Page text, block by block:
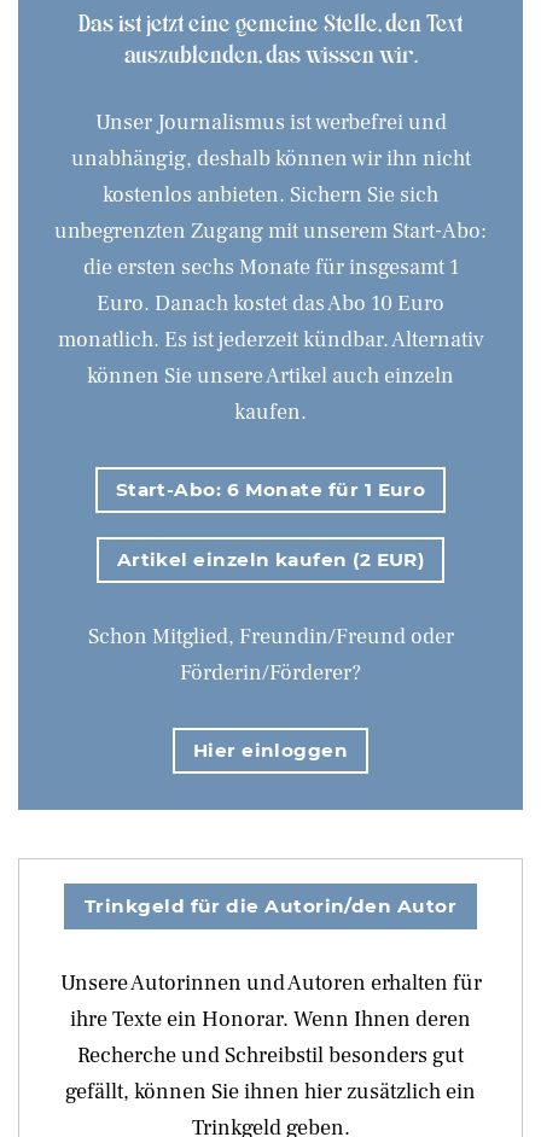
Das ist jetzt eine gemeine Stelle, den Text
auszublenden, das wissen wir.
Unser Journalismus ist werbefrei und
unabhängig, deshalb können wir ihn nicht
kostenlos anbieten. Sichern Sie sich
unbegrenzten Zugang mit unserem Start-Abo:
die ersten sechs Monate für insgesamt 1
Euro. Danach kostet das Abo 10 Euro
monatlich. Es ist jederzeit kündbar. Alternativ
können Sie unsere Artikel auch einzeln
kaufen.
Start-Abo: 6 Monate für 1 Euro
Artikel einzeln kaufen (2 EUR)
Schon Mitglied, Freundin/Freund oder
Förderin/Förderer?
Hier einloggen
Trinkgeld für die Autorin/den Autor
Unsere Autorinnen und Autoren erhalten für
ihre Texte ein Honorar. Wenn Ihnen deren
Recherche und Schreibstil besonders gut
gefällt, können Sie ihnen hier zusätzlich ein
Trinkgeld geben.